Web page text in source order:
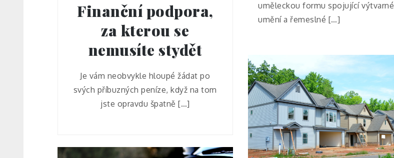
uměleckou formu spojující výtvarné
umění a řemeslné […]
Finanční podpora,
za kterou se
nemusíte stydět
Je vám neobvykle hloupé žádat po
svých příbuzných peníze, když na tom
jste opravdu špatně […]